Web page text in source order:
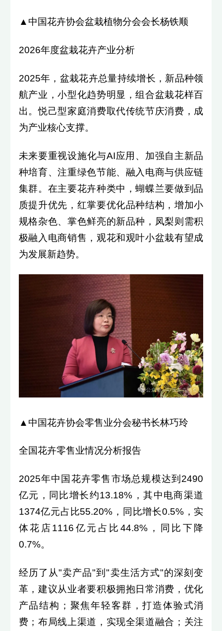
▲中国花卉协会盆栽植物分会会长杨铁顺
2026年度盆栽花卉产业分析
2025年，盆栽花卉总量持续增长，新品种领
航产业，小型化趋势明显，组合盆栽花样百
出。悦己型家庭消费取代传统节庆消费，成
为产业核心支撑。
未来要重视设施化与AI应用、加强自主新品
种培育、注重绿色节能、融入电商与供应链
集群。在主要花卉种类中，蝴蝶兰要做到品
质提升优先，红掌要优化品种结构，增加小
规格杂色、掌色鲜亮的新品种，凤梨则需积
极融入电商销售，观花和观叶小盆栽有望成
为发展新趋势。
▲中国花卉协会零售业分会秘书长林巧玲
全国花卉零售业情况分析报告
2025年中国花卉零售市场总规模达到2490
亿元，同比增长约13.18%，其中电商渠道
1374亿元占比55.20%，同比增长0.5%，实
体花店1116亿元占比44.8%，同比下降
0.7%。
经历了从"卖产品"到"卖生活方式"的深刻变
革，建议从业者要积极拥抱日常消费，优化
产品结构；聚焦年轻客群，打造体验式消
费；布局线上渠道，实现全渠道融合；关注